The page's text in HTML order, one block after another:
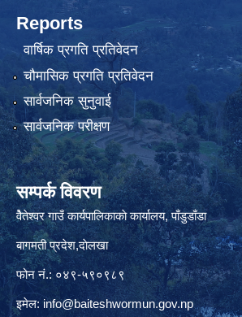
Reports
वार्षिक प्रगति प्रतिवेदन
चौमासिक प्रगति प्रतिवेदन
सार्वजनिक सुनुवाई
सार्वजनिक परीक्षण
सम्पर्क विवरण
वैेतेश्वर गाउँ कार्यपालिकाकाे कार्यालय, पाँडुडाँडा
बागमती‌ प्रदेश,दाेलखा
फोन नं.: ०४९-५९०९८९
इमेल: info@baiteshwormun.gov.np